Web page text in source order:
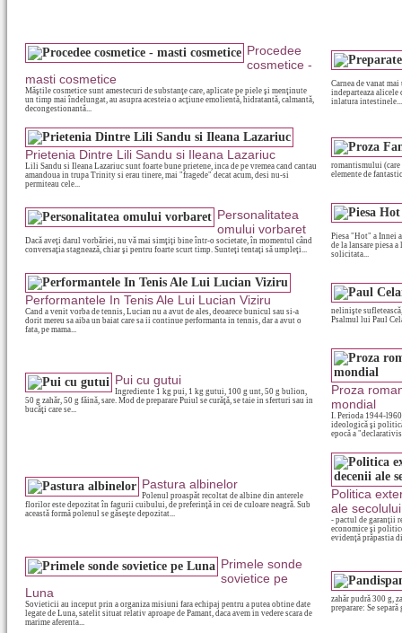
Procedee
cosmetice -
masti cosmetice
Măştile cosmetice sunt amestecuri de substanţe care, aplicate pe piele şi menţinute
un timp mai îndelungat, au asupra acesteia o acţiune emolientă, hidratantă, calmantă,
decongestionantă...
Carnea de vanat
indeparteaza alicele
inlatura intestinele...
Prietenia Dintre Lili Sandu si Ileana Lazariuc
Lili Sandu si Ileana Lazariuc sunt foarte bune prietene, inca de pe vremea cand cantau
amandoua in trupa Trinity si erau tinere, mai "fragede" decat acum, desi nu-si
permiteau cele...
romantismului (care
elemente de
Personalitatea
omului vorbaret
Dacă aveţi darul vorbăriei, nu vă mai simţiţi bine într-o societate, în momentul când
conversaţia stagnează, chiar şi pentru foarte scurt timp. Sunteţi tentaţi să umpleţi...
Piesa "Hot" a Innei
de la lansare piesa
solicitata...
Performantele In Tenis Ale Lui Lucian Viziru
Cand a venit vorba de tennis, Lucian nu a avut de ales, deoarece bunicul sau si-a
dorit mereu sa aiba un baiat care sa ii continue performanta in tennis, dar a avut o
fata, pe mama...
nelinişte
Psalmul lui Paul
Pui cu gutui
Ingrediente 1 kg pui, 1 kg gutui, 100 g unt, 50 g bulion,
50 g zahăr, 50 g făină, sare. Mod de preparare Puiul se curăţă, se taie in sferturi sau in
bucăţi care se...
Proza
mondial
I. Perioda 1944-
ideologică şi
epocă a
Pastura albinelor
Polenul proaspăt recoltat de albine din anterele
florilor este depozitat în fagurii cuibului, de preferinţă in cei de culoare neagră. Sub
această formă polenul se găseşte depozitat...
Politica
ale
- pactul de garanţii
economice şi
evidenţă prăpastia
Primele sonde
sovietice pe
Luna
Sovieticii au inceput prin a organiza misiuni fara echipaj pentru a putea obtine date
legate de Luna, satelit situat relativ aproape de Pamant, daca avem in vedere scara de
marime aferenta...
zahăr pudră 300 g,
preparare: Se